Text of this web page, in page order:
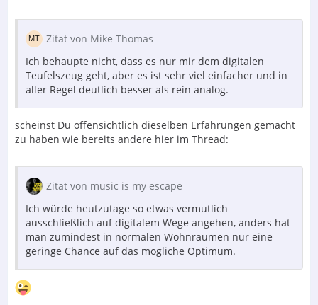
Zitat von Mike Thomas
Ich behaupte nicht, dass es nur mir dem digitalen
Teufelszeug geht, aber es ist sehr viel einfacher und in
aller Regel deutlich besser als rein analog.
scheinst Du offensichtlich dieselben Erfahrungen gemacht
zu haben wie bereits andere hier im Thread:
Zitat von music is my escape
Ich würde heutzutage so etwas vermutlich
ausschließlich auf digitalem Wege angehen, anders hat
man zumindest in normalen Wohnräumen nur eine
geringe Chance auf das mögliche Optimum.